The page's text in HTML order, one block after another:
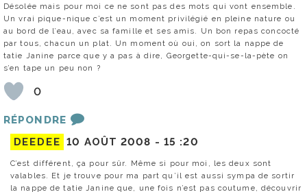
Désolée mais pour moi ce ne sont pas des mots qui vont ensemble.
Un vrai pique-nique c’est un moment privilégié en pleine nature ou
au bord de l’eau, avec sa famille et ses amis. Un bon repas concocté
par tous, chacun un plat. Un moment où oui, on sort la nappe de
tatie Janine parce que y a pas à dire, Georgette-qui-se-la-pète on
s’en tape un peu non ?
0
RÉPONDRE
DEEDEE 10 AOÛT 2008 - 15 :20
C’est différent, ça pour sûr. Même si pour moi, les deux sont
valables. Et je trouve pour ma part qu’il est aussi sympa de sortir
la nappe de tatie Janine que, une fois n’est pas coutume, découvrir